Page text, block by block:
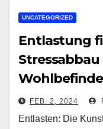
UNCATEGORIZED
Entlastung
FEB. 2, 2024
Entlasten: Die